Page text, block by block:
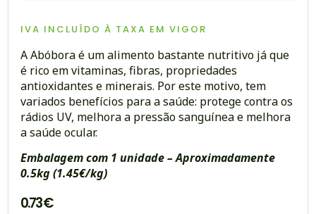
IVA INCLUÍDO À TAXA EM VIGOR
A Abóbora é um alimento bastante nutritivo já que
é rico em vitaminas, fibras, propriedades
antioxidantes e minerais. Por este motivo, tem
variados benefícios para a saúde: protege contra os
rádios UV, melhora a pressão sanguínea e melhora
a saúde ocular.
Embalagem com 1 unidade – Aproximadamente
0.5kg (1.45€/kg)
0.73€